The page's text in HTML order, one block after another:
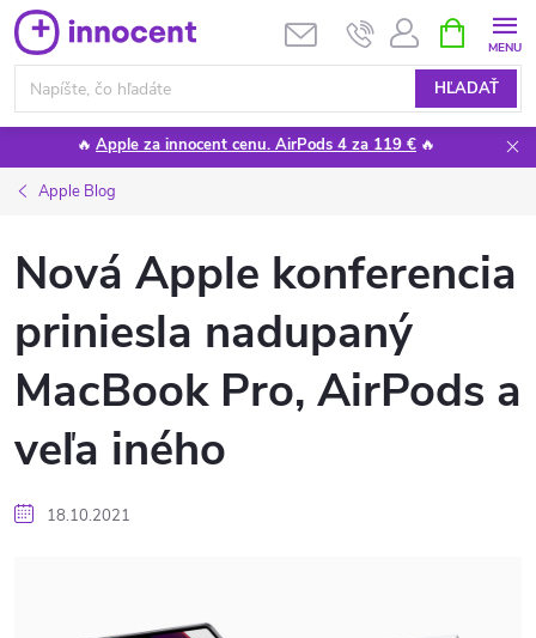
Prejsť
na
obsah
HĽADAŤ
KOŠÍK
🔥 Apple za innocent cenu. AirPods 4 za 119 € 🔥
Apple Blog
Nová Apple konferencia
priniesla nadupaný
MacBook Pro, AirPods a
veľa iného
18.10.2021